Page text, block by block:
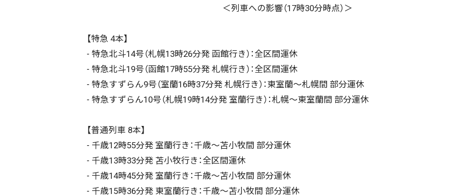
＜列車への影響（17時30分時点）＞
【特急 4本】
- 特急北斗14号（札幌13時26分発 函館行き）：全区間運休
- 特急北斗19号（函館17時55分発 札幌行き）：全区間運休
- 特急すずらん9号（室蘭16時37分発 札幌行き）：東室蘭〜札幌間 部分運休
- 特急すずらん10号（札幌19時14分発 室蘭行き）：札幌〜東室蘭間 部分運休
【普通列車 8本】
- 千歳12時55分発 室蘭行き：千歳〜苫小牧間 部分運休
- 千歳13時33分発 苫小牧行き：全区間運休
- 千歳14時45分発 室蘭行き：千歳〜苫小牧間 部分運休
- 千歳15時36分発 東室蘭行き：千歳〜苫小牧間 部分運休